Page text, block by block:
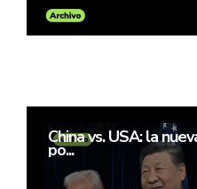
China vs. USA: la
po...